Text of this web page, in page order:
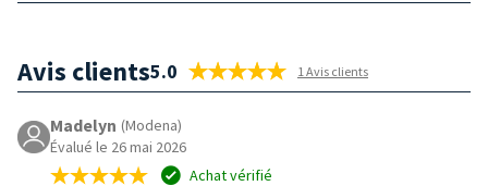
Avis clients5.0 1 Avis clients
Madelyn (Modena)
Évalué le 26 mai 2026
Achat vérifié